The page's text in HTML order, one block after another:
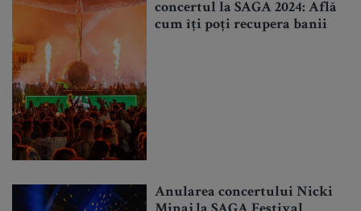
concertul la SAGA 2024: Află
cum îți poți recupera banii
Anularea concertului Nicki